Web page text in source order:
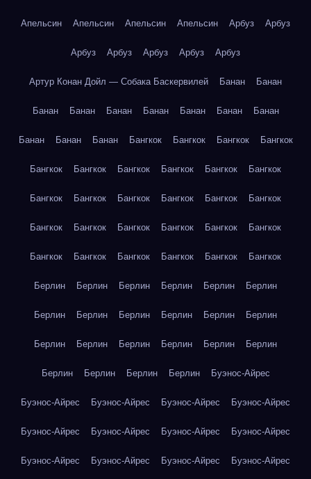
Апельсин Апельсин Апельсин Апельсин Арбуз Арбуз
Арбуз Арбуз Арбуз Арбуз Арбуз
Артур Конан Дойл — Собака Баскервилей Банан Банан
Банан Банан Банан Банан Банан Банан Банан
Банан Банан Банан Бангкок Бангкок Бангкок Бангкок
Бангкок Бангкок Бангкок Бангкок Бангкок Бангкок
Бангкок Бангкок Бангкок Бангкок Бангкок Бангкок
Бангкок Бангкок Бангкок Бангкок Бангкок Бангкок
Бангкок Бангкок Бангкок Бангкок Бангкок Бангкок
Берлин Берлин Берлин Берлин Берлин Берлин
Берлин Берлин Берлин Берлин Берлин Берлин
Берлин Берлин Берлин Берлин Берлин Берлин
Берлин Берлин Берлин Берлин Буэнос-Айрес
Буэнос-Айрес Буэнос-Айрес Буэнос-Айрес Буэнос-Айрес
Буэнос-Айрес Буэнос-Айрес Буэнос-Айрес Буэнос-Айрес
Буэнос-Айрес Буэнос-Айрес Буэнос-Айрес Буэнос-Айрес